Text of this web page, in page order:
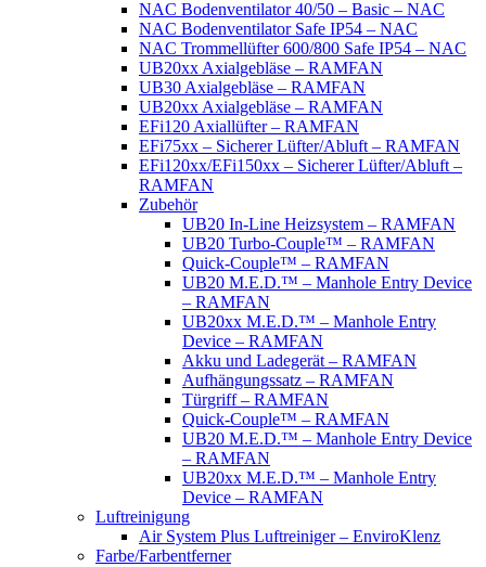
NAC Bodenventilator 40/50 – Basic – NAC
NAC Bodenventilator Safe IP54 – NAC
NAC Trommellüfter 600/800 Safe IP54 – NAC
UB20xx Axialgebläse – RAMFAN
UB30 Axialgebläse – RAMFAN
UB20xx Axialgebläse – RAMFAN
EFi120 Axiallüfter – RAMFAN
EFi75xx – Sicherer Lüfter/Abluft – RAMFAN
EFi120xx/EFi150xx – Sicherer Lüfter/Abluft –
RAMFAN
Zubehör
UB20 In-Line Heizsystem – RAMFAN
UB20 Turbo-Couple™ – RAMFAN
Quick-Couple™ – RAMFAN
UB20 M.E.D.™ – Manhole Entry Device
– RAMFAN
UB20xx M.E.D.™ – Manhole Entry
Device – RAMFAN
Akku und Ladegerät – RAMFAN
Aufhängungssatz – RAMFAN
Türgriff – RAMFAN
Quick-Couple™ – RAMFAN
UB20 M.E.D.™ – Manhole Entry Device
– RAMFAN
UB20xx M.E.D.™ – Manhole Entry
Device – RAMFAN
Luftreinigung
Air System Plus Luftreiniger – EnviroKlenz
Farbe/Farbentferner